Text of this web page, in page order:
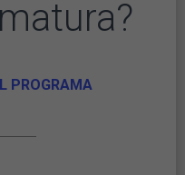
PROGRAMA